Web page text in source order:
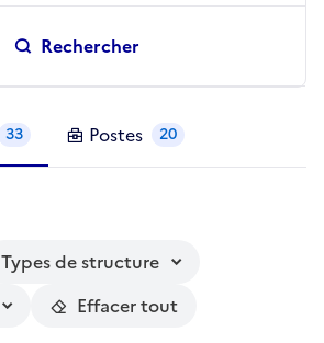
Rechercher
33 Postes 20
Types de structure
Effacer tout